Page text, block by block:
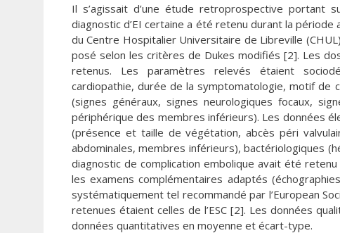
Il s’agissait d’une étude retroprospective portant
diagnostic d’EI certaine a été retenu durant la
du Centre Hospitalier Universitaire de Libreville
posé selon les critères de Dukes modifiés [2]. Les
retenus. Les paramètres relevés étaient
cardiopathie, durée de la symptomatologie, motif de
(signes généraux, signes neurologiques focaux,
périphérique des membres inférieurs). Les données
(présence et taille de végétation, abcès péri
abdominales, membres inférieurs), bactériologiques
diagnostic de complication embolique avait été
les examens complémentaires adaptés
systématiquement tel recommandé par l’European
retenues étaient celles de l’ESC [2]. Les données
données quantitatives en moyenne et écart-type.